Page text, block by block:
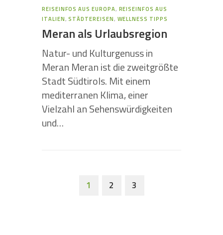
REISEINFOS AUS EUROPA, REISEINFOS AUS
ITALIEN,STÄDTEREISEN, WELLNESS TIPPS
Meran als Urlaubsregion
Natur- und Kulturgenuss in
Meran Meran ist die zweitgrößte
Stadt Südtirols. Mit einem
mediterranen Klima, einer
Vielzahl an Sehenswürdigkeiten
und…
1 2 3